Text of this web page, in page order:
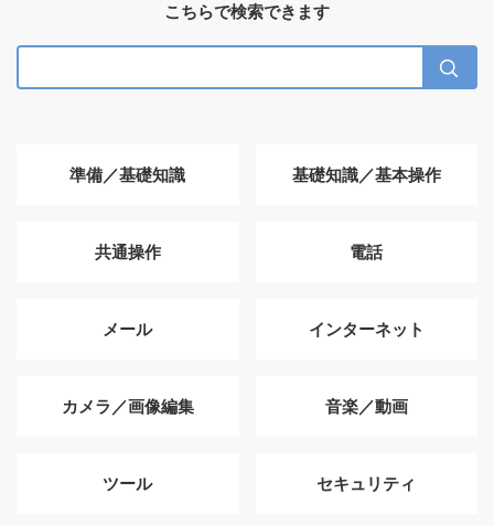
こちらで検索できます
準備／基礎知識 基礎知識／基本操作
共通操作 電話
メール インターネット
カメラ／画像編集 音楽／動画
ツール セキュリティ